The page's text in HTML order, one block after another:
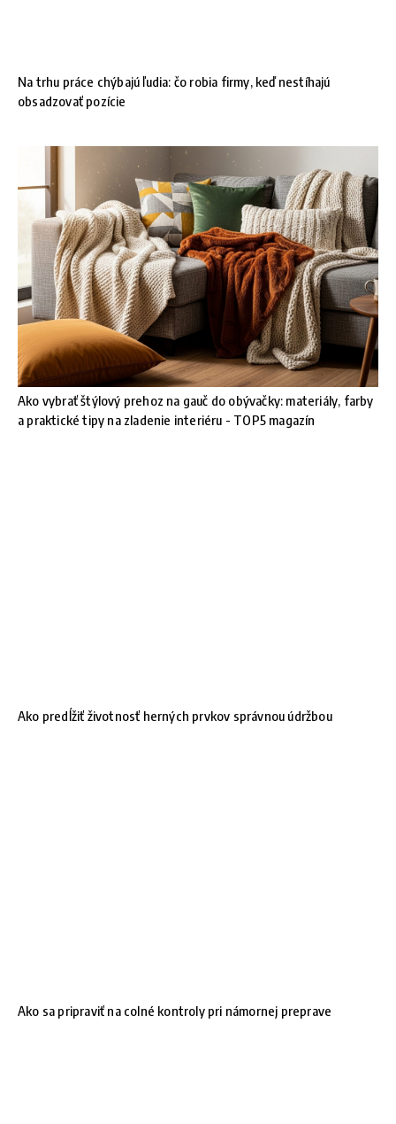
Na trhu práce chýbajú ľudia: čo robia firmy, keď nestíhajú
obsadzovať pozície
Ako vybrať štýlový prehoz na gauč do obývačky: materiály, farby
a praktické tipy na zladenie interiéru - TOP5 magazín
Ako predĺžiť životnosť herných prvkov správnou údržbou
Ako sa pripraviť na colné kontroly pri námornej preprave